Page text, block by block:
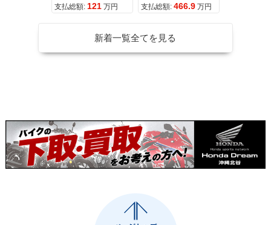
支払総額: 121 万円
支払総額: 466.9 万円
新着一覧全てを見る